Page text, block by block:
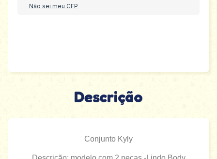
Não sei meu CEP
Descrição
Conjunto Kyly